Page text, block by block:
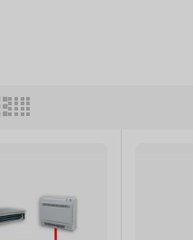
ОСУШИТЕЛЬ ВОЗДУХА